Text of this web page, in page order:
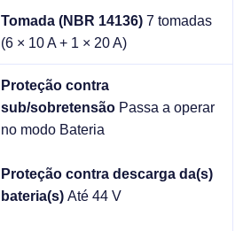
Tomada (NBR 14136) 7 tomadas
(6 × 10 A + 1 × 20 A)
Proteção contra
sub/sobretensão Passa a operar
no modo Bateria
Proteção contra descarga da(s)
bateria(s) Até 44 V